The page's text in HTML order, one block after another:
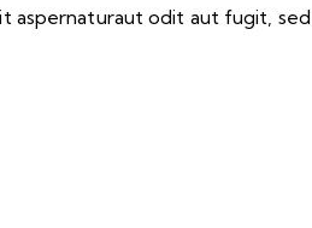
odit aut fugit,